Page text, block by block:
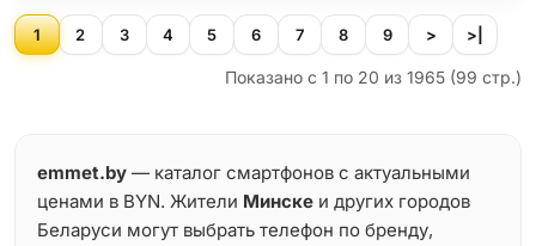
1 2 3 4 5 6 7 8 9 > >|
Показано с 1 по 20 из 1965 (99 стр.)
emmet.by — каталог смартфонов с актуальными
ценами в BYN. Жители Минске и других городов
Беларуси могут выбрать телефон по бренду,